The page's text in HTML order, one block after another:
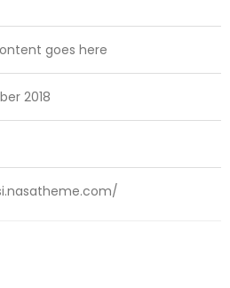
goes here
2018